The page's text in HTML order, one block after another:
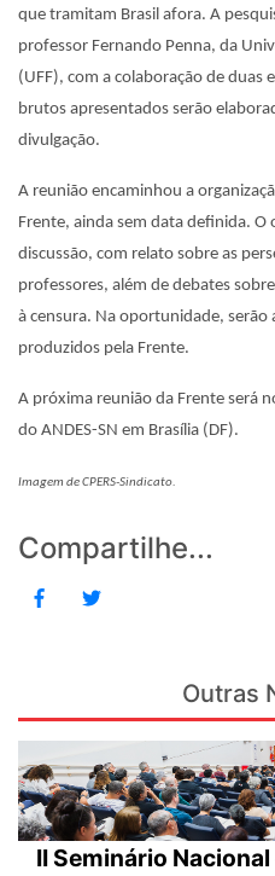
que tramitam Brasil afora. A
professor Fernando Penna, da
(UFF), com a colaboração de duas
brutos apresentados serão
divulgação.
A reunião encaminhou a
Frente, ainda sem data definida.
discussão, com relato sobre as
professores, além de debates
à censura. Na oportunidade, serão
produzidos pela Frente.
A próxima reunião da Frente será
do ANDES-SN em Brasília (DF).
Imagem de CPERS-Sindicato.
Compartilhe...
Outras
II Seminário